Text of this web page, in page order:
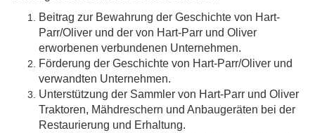
Beitrag zur Bewahrung der Geschichte von Hart-
Parr/Oliver und der von Hart-Parr und Oliver
erworbenen verbundenen Unternehmen.
Förderung der Geschichte von Hart-Parr/Oliver und
verwandten Unternehmen.
Unterstützung der Sammler von Hart-Parr und Oliver
Traktoren, Mähdreschern und Anbaugeräten bei der
Restaurierung und Erhaltung.